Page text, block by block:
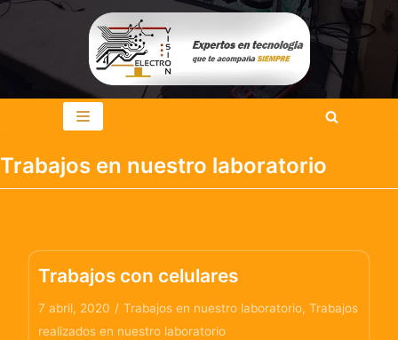
contenido
Trabajos en nuestro laboratorio
Trabajos con celulares
7 abril, 2020 Trabajos en nuestro laboratorio, Trabajos
realizados en nuestro laboratorio